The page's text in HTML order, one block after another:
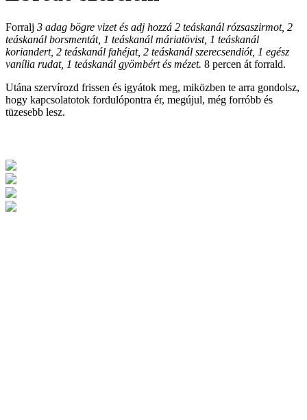
Forralj 3 adag bögre vizet és adj hozzá 2 teáskanál rózsaszirmot, 2
teáskanál borsmentát, 1 teáskanál máriatövist, 1 teáskanál
koriandert, 2 teáskanál fahéjat, 2 teáskanál szerecsendiót, 1 egész
vanília rudat, 1 teáskanál gyömbért és mézet. 8 percen át forrald.
Utána szervírozd frissen és igyátok meg, miközben te arra gondolsz,
hogy kapcsolatotok fordulópontra ér, megújul, még forróbb és
tüzesebb lesz.